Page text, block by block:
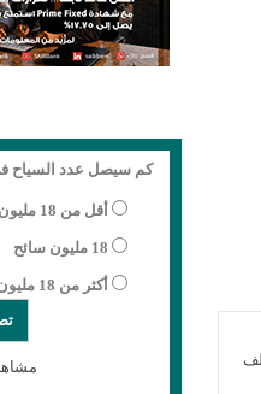
كم سيصل عدد السياح
أقل من 18 مليون سائح
18 مليون سائح
أكثر من 18 مليون سائح